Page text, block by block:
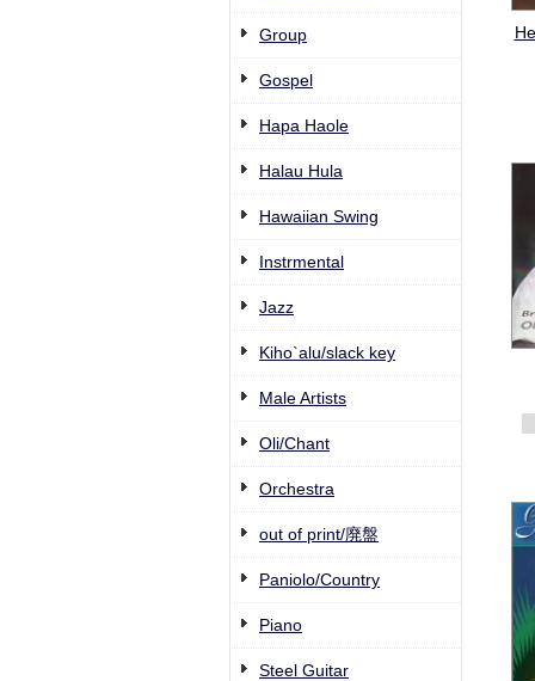
Group
Gospel
Hapa Haole
Halau Hula
Hawaiian Swing
Instrmental
Jazz
Kiho`alu/slack key
Male Artists
Oli/Chant
Orchestra
out of print/廃盤
Paniolo/Country
Piano
Steel Guitar